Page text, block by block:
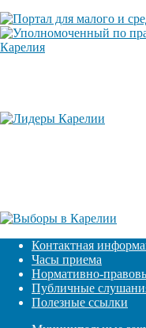
Контактная
Часы приема
Нормативно-
Публичные
Полезные ссылки